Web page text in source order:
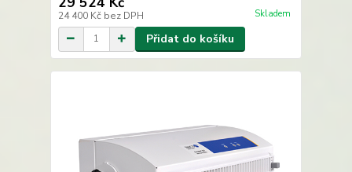
24 400 Kč bez DPH Skladem
Přidat do košíku